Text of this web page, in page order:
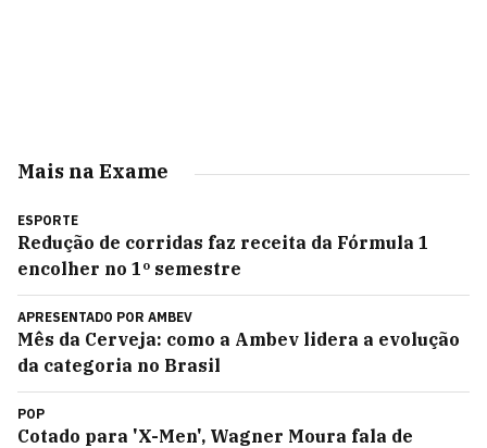
Mais na Exame
ESPORTE
Redução de corridas faz receita da Fórmula 1
encolher no 1º semestre
APRESENTADO POR AMBEV
Mês da Cerveja: como a Ambev lidera a evolução
da categoria no Brasil
POP
Cotado para 'X-Men', Wagner Moura fala de